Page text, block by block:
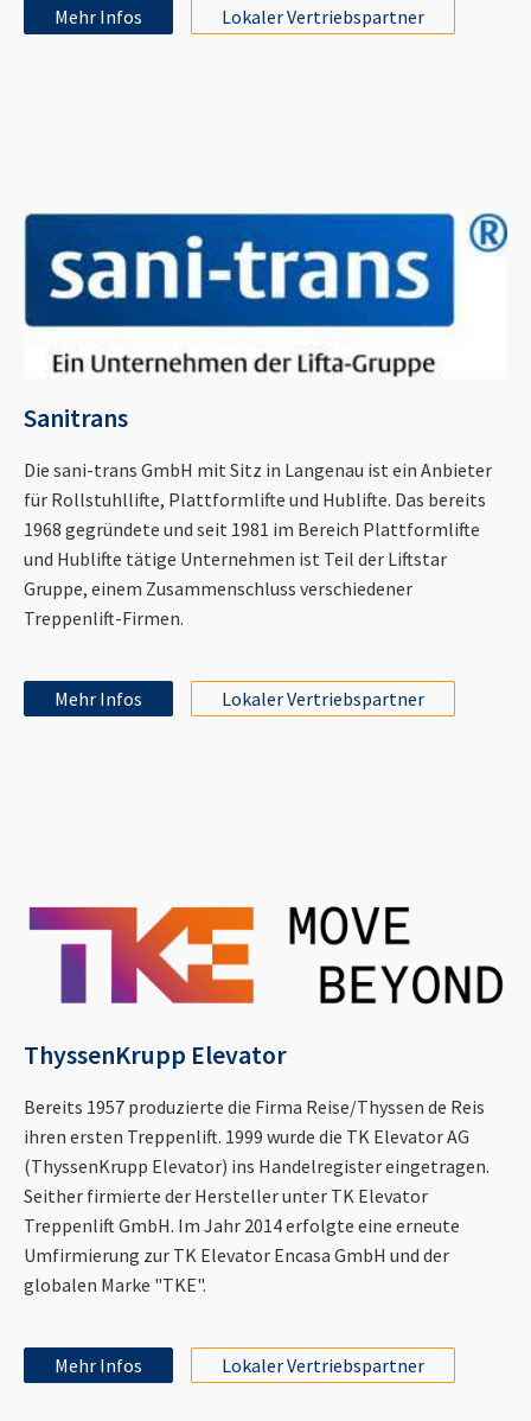
Mehr Infos Lokaler Vertriebspartner
Sanitrans
Die sani-trans GmbH mit Sitz in Langenau ist ein Anbieter
für Rollstuhllifte, Plattformlifte und Hublifte. Das bereits
1968 gegründete und seit 1981 im Bereich Plattformlifte
und Hublifte tätige Unternehmen ist Teil der Liftstar
Gruppe, einem Zusammenschluss verschiedener
Treppenlift-Firmen.
Mehr Infos Lokaler Vertriebspartner
ThyssenKrupp Elevator
Bereits 1957 produzierte die Firma Reise/Thyssen de Reis
ihren ersten Treppenlift. 1999 wurde die TK Elevator AG
(ThyssenKrupp Elevator) ins Handelregister eingetragen.
Seither firmierte der Hersteller unter TK Elevator
Treppenlift GmbH. Im Jahr 2014 erfolgte eine erneute
Umfirmierung zur TK Elevator Encasa GmbH und der
globalen Marke "TKE".
Mehr Infos Lokaler Vertriebspartner